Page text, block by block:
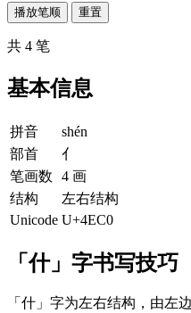
播放笔顺 重置
共 4 笔
基本信息
拼音
shén
部首
亻
笔画数
4 画
结构
左右结构
Unicode U+4EC0
「什」字书写技巧
「什」字为左右结构，由左